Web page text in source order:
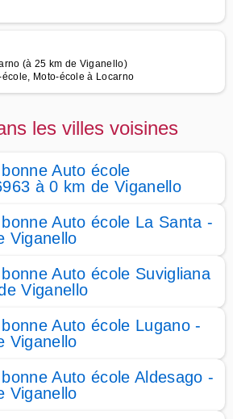
(à 25 km de Viganello)
Moto-école à Locarno
les villes voisines
Auto école
à 0 km de Viganello
Auto école La Santa -
Viganello
Auto école Suvigliana
Viganello
Auto école Lugano -
Viganello
Auto école Aldesago -
Viganello